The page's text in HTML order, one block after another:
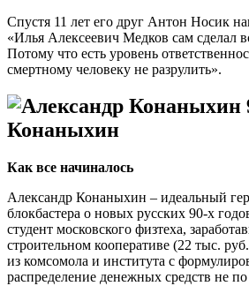
Спустя 11 лет его друг Антон Носик
«Илья Алексеевич Медков сам сделал
Потому что есть уровень
смертному человеку не разрулить».
Конаныхин
Как все начиналось
Александр Конаныхин – идеальный
блокбастера о новых русских 90-х
студент московского физтеха,
строительном кооперативе (22 тыс.
из комсомола и института с
распределение денежных средств не по